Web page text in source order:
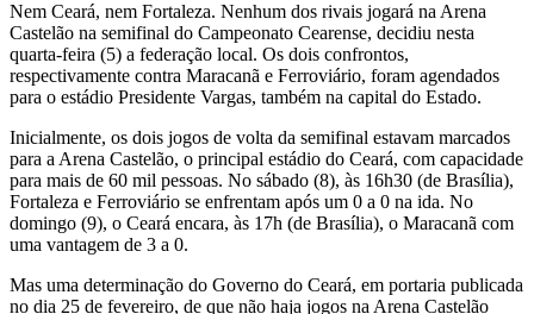
Nem Ceará, nem Fortaleza. Nenhum dos rivais jogará na Arena
Castelão na semifinal do Campeonato Cearense, decidiu nesta
quarta-feira (5) a federação local. Os dois confrontos,
respectivamente contra Maracanã e Ferroviário, foram agendados
para o estádio Presidente Vargas, também na capital do Estado.
Inicialmente, os dois jogos de volta da semifinal estavam marcados
para a Arena Castelão, o principal estádio do Ceará, com capacidade
para mais de 60 mil pessoas. No sábado (8), às 16h30 (de Brasília),
Fortaleza e Ferroviário se enfrentam após um 0 a 0 na ida. No
domingo (9), o Ceará encara, às 17h (de Brasília), o Maracanã com
uma vantagem de 3 a 0.
Mas uma determinação do Governo do Ceará, em portaria publicada
no dia 25 de fevereiro, de que não haja jogos na Arena Castelão